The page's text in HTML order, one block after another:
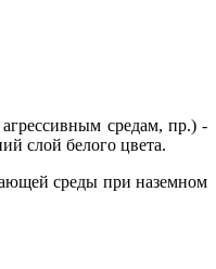
средам, пр.) -
слой белого цвета.
среды при наземном